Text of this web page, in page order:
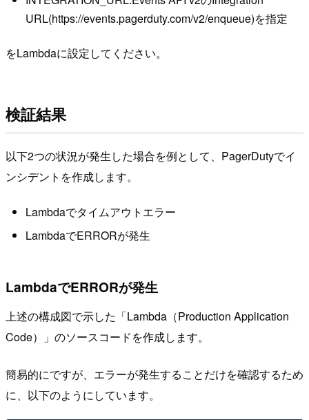
URL(https://events.pagerduty.com/v2/enqueue)を指定
をLambdaに設定してください。
検証結果
以下2つの状況が発生した場合を例として、PagerDutyでイ
ンシデントを作成します。
Lambdaでタイムアウトエラー
LambdaでERRORが発生
LambdaでERRORが発生
上述の構成図で示した「Lambda（Production Application
Code）」のソースコードを作成します。
簡易的にですが、エラーが発生することだけを確認するため
に、以下のようにしています。